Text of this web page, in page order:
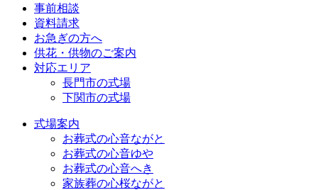
事前相談
資料請求
お急ぎの方へ
供花・供物のご案内
対応エリア
長門市の式場
下関市の式場
式場案内
お葬式の心音ながと
お葬式の心音ゆや
お葬式の心音へき
家族葬の心桜ながと